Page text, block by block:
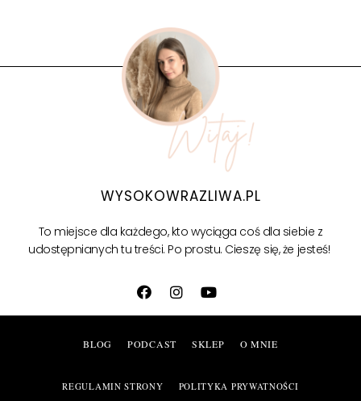
WYSOKOWRAZLIWA.PL
To miejsce dla każdego, kto wyciąga coś dla siebie z
udostępnianych tu treści. Po prostu. Cieszę się, że jesteś!
BLOG PODCAST SKLEP O MNIE
REGULAMIN STRONY POLITYKA PRYWATNOŚCI